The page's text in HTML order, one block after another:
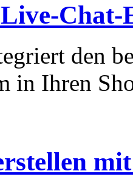
den
in Ihren